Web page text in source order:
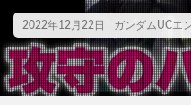
2022年12月22日 ガンダムUCエ